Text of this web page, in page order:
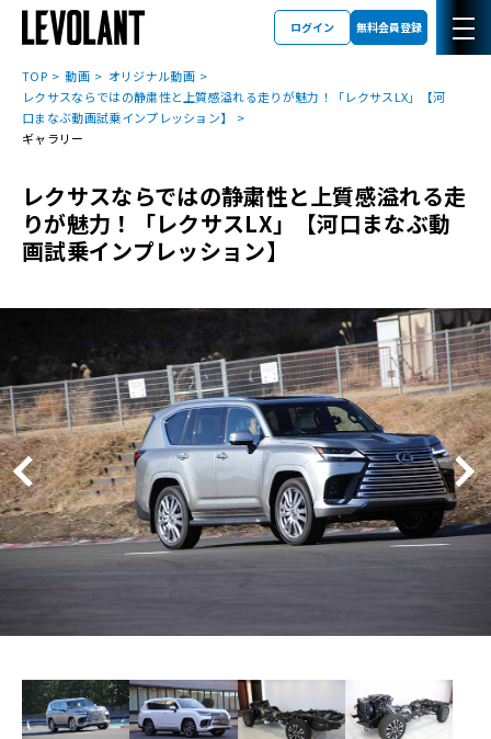
ログイン 無料会員登録
TOP 動画
オリジナル動画
レクサスならではの静粛性と上質感溢れる走りが魅力！「レクサスLX」【河
口まなぶ動画試乗インプレッション】
ギャラリー
レクサスならではの静粛性と上質感溢れる走
りが魅力！「レクサスLX」【河口まなぶ動
画試乗インプレッション】